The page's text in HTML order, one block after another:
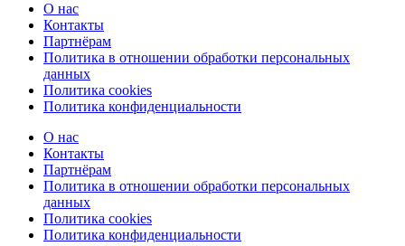
О нас
Контакты
Партнёрам
Политика в отношении обработки персональных
данных
Политика cookies
Политика конфиденциальности
О нас
Контакты
Партнёрам
Политика в отношении обработки персональных
данных
Политика cookies
Политика конфиденциальности